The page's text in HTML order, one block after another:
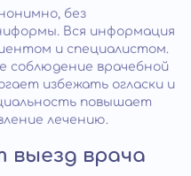
без
Вся информация
и специалистом.
соблюдение врачебной
избежать огласки и
повышает
лечению.
выезд врача